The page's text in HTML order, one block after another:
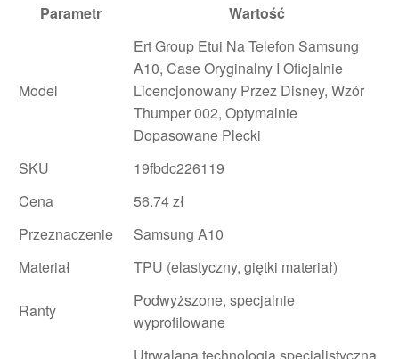
Parametr
Wartość
Model
Ert Group Etui Na Telefon Samsung
A10, Case Oryginalny I Oficjalnie
Licencjonowany Przez Disney, Wzór
Thumper 002, Optymalnie
Dopasowane Plecki
SKU
19fbdc226119
Cena
56.74 zł
Przeznaczenie
Samsung A10
Materiał
TPU (elastyczny, giętki materiał)
Ranty
Podwyższone, specjalnie
wyprofilowane